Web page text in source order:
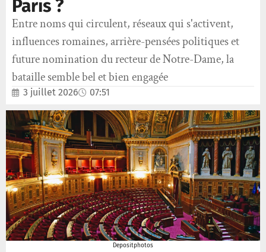
Paris ?
Entre noms qui circulent, réseaux qui s'activent,
influences romaines, arrière-pensées politiques et
future nomination du recteur de Notre-Dame, la
bataille semble bel et bien engagée
3 juillet 2026 07:51
Depositphotos